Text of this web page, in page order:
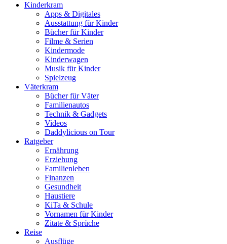
Kinderkram
Apps & Digitales
Ausstattung für Kinder
Bücher für Kinder
Filme & Serien
Kindermode
Kinderwagen
Musik für Kinder
Spielzeug
Väterkram
Bücher für Väter
Familienautos
Technik & Gadgets
Videos
Daddylicious on Tour
Ratgeber
Ernährung
Erziehung
Familienleben
Finanzen
Gesundheit
Haustiere
KiTa & Schule
Vornamen für Kinder
Zitate & Sprüche
Reise
Ausflüge